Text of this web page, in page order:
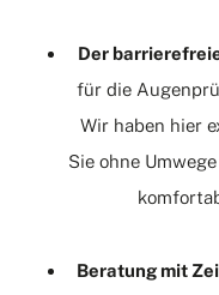
Der
für die
Wir haben hier
Sie ohne
Beratung mit